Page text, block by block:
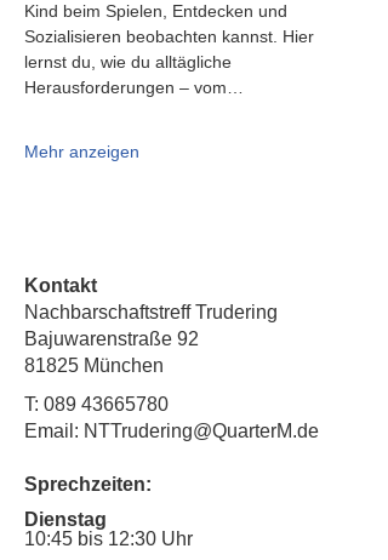
Kind beim Spielen, Entdecken und
Sozialisieren beobachten kannst. Hier
lernst du, wie du alltägliche
Herausforderungen – vom…
Mehr anzeigen
Kontakt
Nachbarschaftstreff Trudering
Bajuwarenstraße 92
81825 München
T: 089 43665780
Email: NTTrudering@QuarterM.de
Sprechzeiten:
Dienstag
10:45 bis 12:30 Uhr